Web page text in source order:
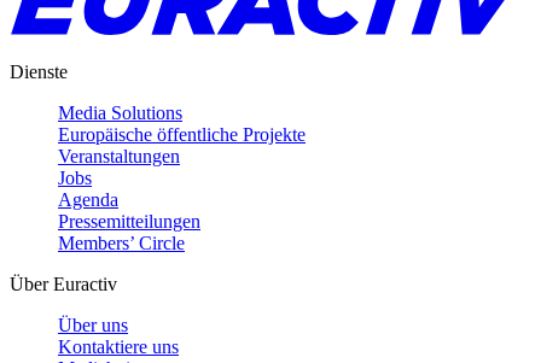
Dienste
Media Solutions
Europäische öffentliche Projekte
Veranstaltungen
Jobs
Agenda
Pressemitteilungen
Members’ Circle
Über Euractiv
Über uns
Kontaktiere uns